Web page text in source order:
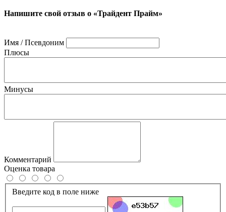
Напишите свой отзыв о «Трайдент Прайм»
Имя / Псевдоним
Плюсы
Минусы
Комментарий
Оценка товара
Введите код в поле ниже